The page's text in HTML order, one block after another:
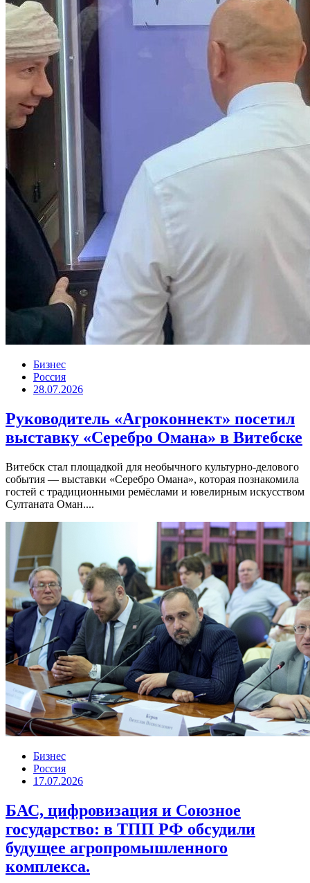
Бизнес
Россия
28.07.2026
Руководитель «Агроконнект» посетил
выставку «Серебро Омана» в Витебске
Витебск стал площадкой для необычного культурно-делового
события — выставки «Серебро Омана», которая познакомила
гостей с традиционными ремёслами и ювелирным искусством
Султаната Оман....
Бизнес
Россия
17.07.2026
БАС, цифровизация и Союзное
государство: в ТПП РФ обсудили
будущее агропромышленного
комплекса.